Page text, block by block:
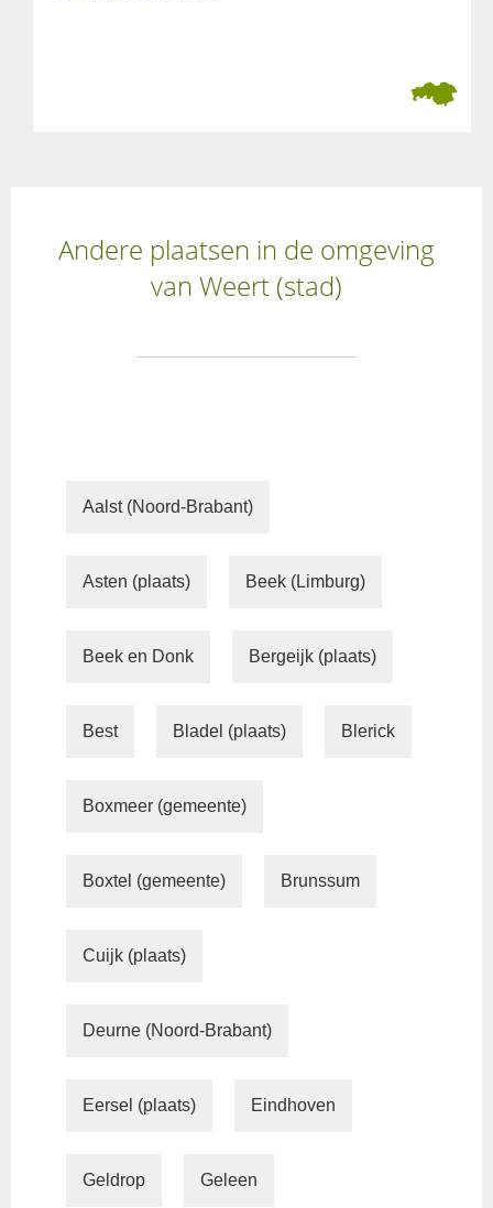
Andere plaatsen in de omgeving
van Weert (stad)
Aalst (Noord-Brabant)
Asten (plaats) Beek (Limburg)
Beek en Donk Bergeijk (plaats)
Best Bladel (plaats) Blerick
Boxmeer (gemeente)
Boxtel (gemeente) Brunssum
Cuijk (plaats)
Deurne (Noord-Brabant)
Eersel (plaats) Eindhoven
Geldrop Geleen